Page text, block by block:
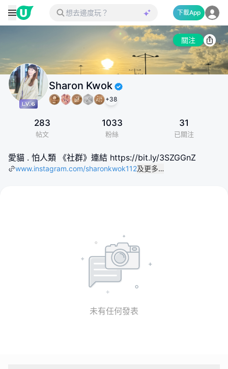
下載App
關注
Sharon Kwok
+38
283
帖文
1033
粉絲
31
已關注
愛貓 . 怕人類 《社群》連結 https://bit.ly/3SZGGnZ
www.instagram.com/sharonkwok112及更多…
未有任何發表